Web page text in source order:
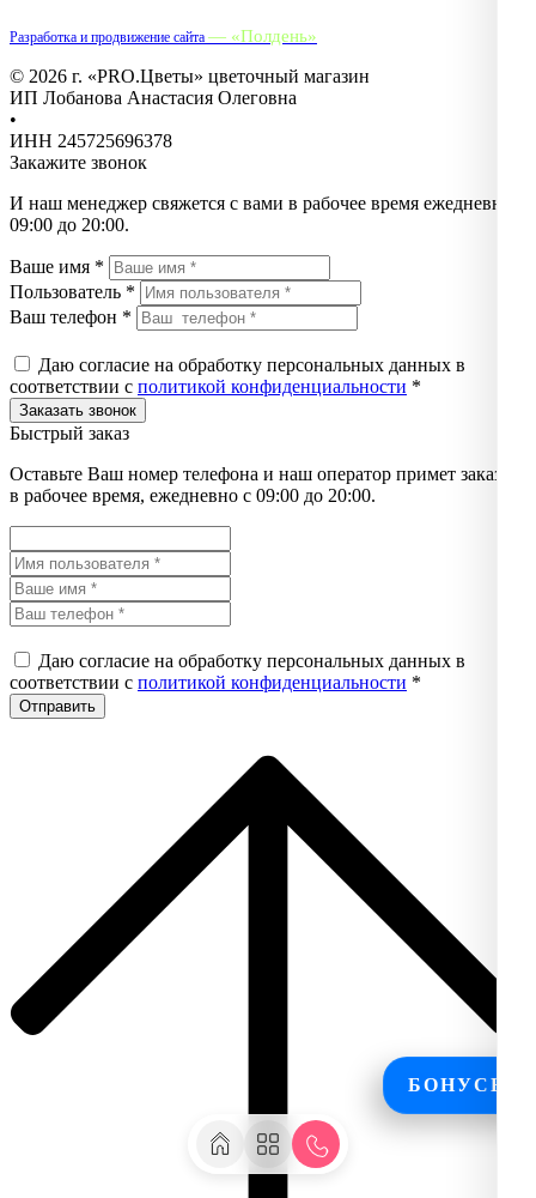
БОНУСЫ
Разработка и продвижение сайта — «Полдень»
© 2026 г. «PRO.Цветы» цветочный магазин
ИП Лобанова Анастасия Олеговна
•
ИНН 245725696378
Закажите звонок
И наш менеджер свяжется с вами в рабочее время ежедневно с
09:00 до 20:00.
Ваше имя *
Пользователь *
Ваш телефон *
Даю согласие на обработку персональных данных в
соответствии с политикой конфиденциальности *
Быстрый заказ
Оставьте Ваш номер телефона и наш оператор примет заказ
в рабочее время, ежедневно с 09:00 до 20:00.
Даю согласие на обработку персональных данных в
соответствии с политикой конфиденциальности *